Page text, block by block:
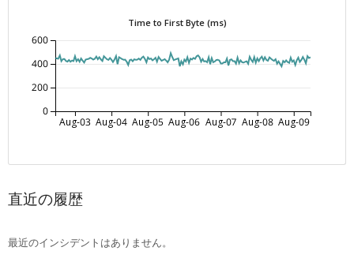
Time to First Byte (ms)
Aug-03 Aug-04 Aug-05 Aug-06 Aug-07 Aug-08 Aug-09
0
200
400
600
直近の履歴
最近のインシデントはありません。